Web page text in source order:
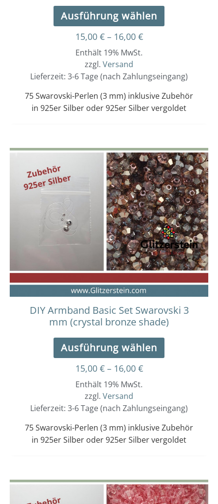
Ausführung wählen
15,00 € – 16,00 €
Enthält 19% MwSt.
zzgl. Versand
Lieferzeit: 3-6 Tage (nach Zahlungseingang)
75 Swarovski-Perlen (3 mm) inklusive Zubehör
in 925er Silber oder 925er Silber vergoldet
DIY Armband Basic Set Swarovski 3
mm (crystal bronze shade)
Ausführung wählen
Dieses
Produkt
weist
mehrere
Varianten
auf.
Die
Optionen
können
auf
der
werden
15,00 € – 16,00 €
Preisspanne:
15,00 €
bis
16,00 €
Enthält 19% MwSt.
zzgl. Versand
Lieferzeit: 3-6 Tage (nach Zahlungseingang)
75 Swarovski-Perlen (3 mm) inklusive Zubehör
in 925er Silber oder 925er Silber vergoldet
Dieses
Produkt
Preisspanne:
15,00 €